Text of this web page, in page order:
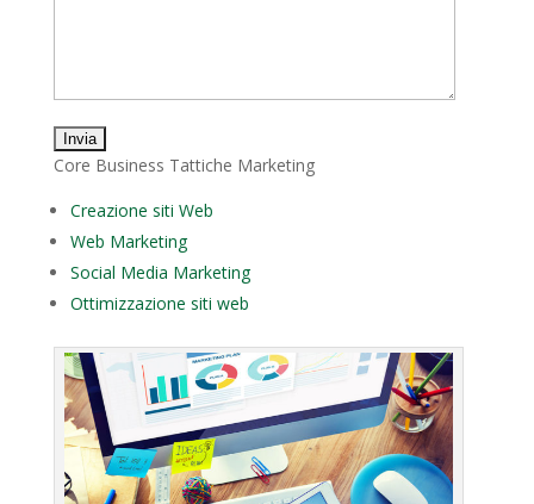
Core Business Tattiche Marketing
Creazione siti Web
Web Marketing
Social Media Marketing
Ottimizzazione siti web